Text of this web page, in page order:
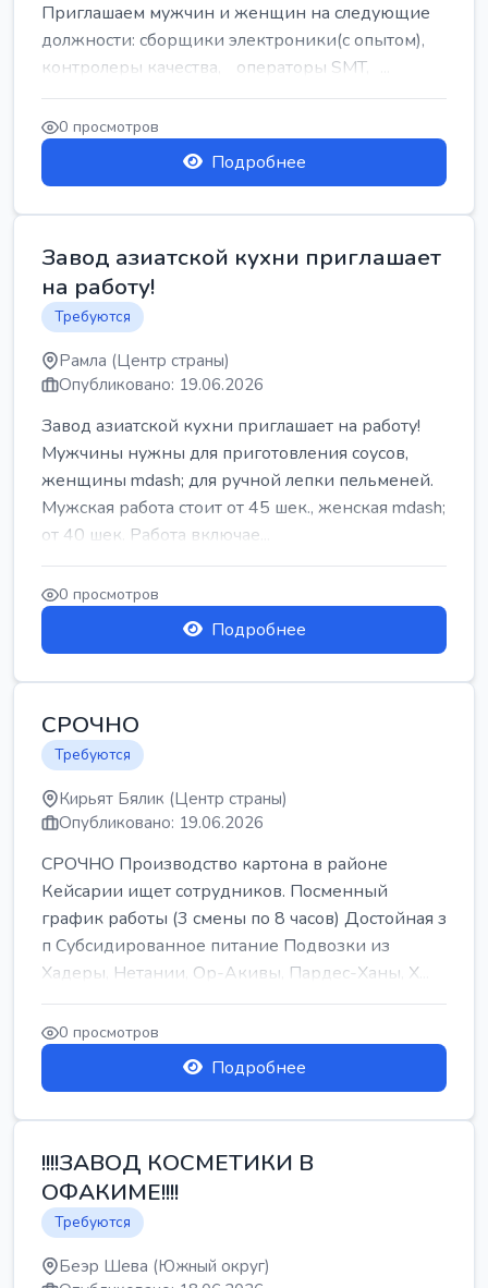
Приглашаем мужчин и женщин на следующие
должности: сборщики электроники(с опытом),
контролеры качества, операторы SMT, ...
0 просмотров
Подробнее
Завод азиатской кухни приглашает
на работу!
Требуются
Рамла (Центр страны)
Опубликовано: 19.06.2026
Завод азиатской кухни приглашает на работу!
Мужчины нужны для приготовления соусов,
женщины mdash; для ручной лепки пельменей.
Мужская работа стоит от 45 шек., женская mdash;
от 40 шек. Работа включае...
0 просмотров
Подробнее
СРОЧНО
Требуются
Кирьят Бялик (Центр страны)
Опубликовано: 19.06.2026
СРОЧНО Производство картона в районе
Кейсарии ищет сотрудников. Посменный
график работы (3 смены по 8 часов) Достойная з
п Субсидированное питание Подвозки из
Хадеры, Нетании, Ор-Акивы, Пардес-Ханы, Х...
0 просмотров
Подробнее
!!!!ЗАВОД КОСМЕТИКИ В
ОФАКИМЕ!!!!
Требуются
Беэр Шева (Южный округ)